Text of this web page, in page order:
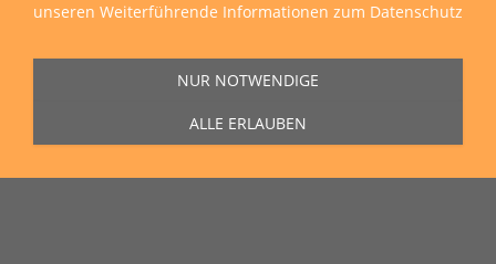
der Rufnummer0271 77 00 10 50in unserem Showroom in der Hagener
Straße 129, 57072 Siegen.
unseren Weiterführende Informationen zum Datenschutz
NUR NOTWENDIGE
ALLE ERLAUBEN